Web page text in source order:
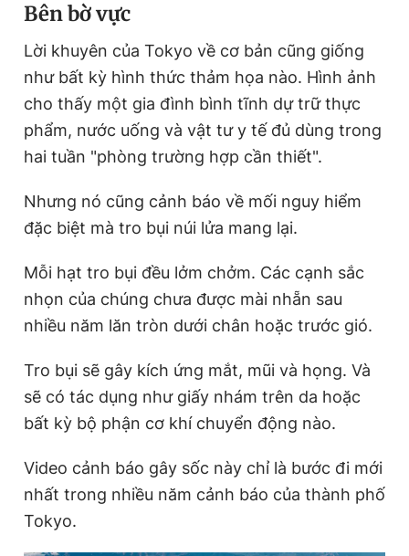
Bên bờ vực
Lời khuyên của Tokyo về cơ bản cũng giống
như bất kỳ hình thức thảm họa nào. Hình ảnh
cho thấy một gia đình bình tĩnh dự trữ thực
phẩm, nước uống và vật tư y tế đủ dùng trong
hai tuần "phòng trường hợp cần thiết".
Nhưng nó cũng cảnh báo về mối nguy hiểm
đặc biệt mà tro bụi núi lửa mang lại.
Mỗi hạt tro bụi đều lởm chởm. Các cạnh sắc
nhọn của chúng chưa được mài nhẵn sau
nhiều năm lăn tròn dưới chân hoặc trước gió.
Tro bụi sẽ gây kích ứng mắt, mũi và họng. Và
sẽ có tác dụng như giấy nhám trên da hoặc
bất kỳ bộ phận cơ khí chuyển động nào.
Video cảnh báo gây sốc này chỉ là bước đi mới
nhất trong nhiều năm cảnh báo của thành phố
Tokyo.